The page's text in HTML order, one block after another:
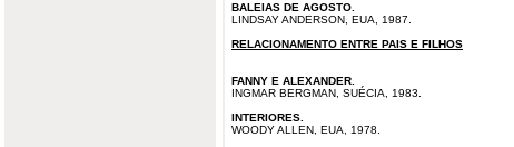
BALEIAS DE AGOSTO.
LINDSAY ANDERSON, EUA, 1987.
RELACIONAMENTO ENTRE PAIS E FILHOS
FANNY E ALEXANDER.
INGMAR BERGMAN, SUÉCIA, 1983.
INTERIORES.
WOODY ALLEN, EUA, 1978.